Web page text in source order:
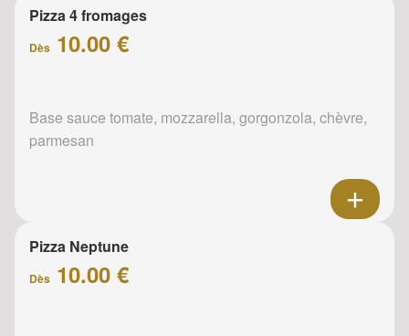
Pizza 4 fromages
Dès 10.00 €
Base sauce tomate, mozzarella, gorgonzola, chèvre,
parmesan
Pizza Neptune
Dès 10.00 €